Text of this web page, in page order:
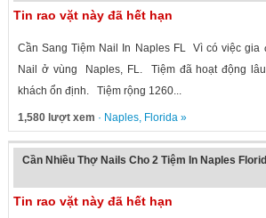
Tin rao vặt này đã hết hạn
Cần Sang Tiệm Nail In Naples FL Vì có việc gia
Nail ở vùng Naples, FL. Tiệm đã hoạt động
khách ổn định. Tiệm rộng 1260...
1,580 lượt xem · Naples, Florida»
Cần Nhiều Thợ Nails Cho 2 Tiệm In Naples
Tin rao vặt này đã hết hạn